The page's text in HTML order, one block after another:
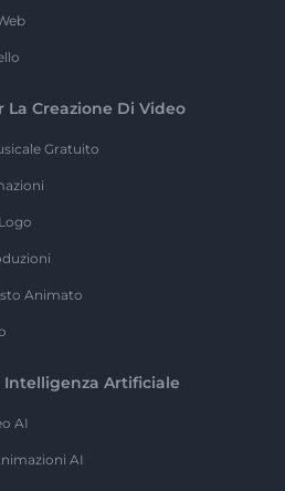
Creazione Di Video
Gratuito
Animato
Artificiale
AI
AI